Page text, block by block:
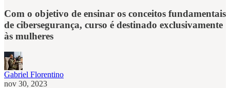
Com o objetivo de ensinar os conceitos fundamentais
de cibersegurança, curso é destinado exclusivamente
às mulheres
Gabriel Florentino
nov 30, 2023